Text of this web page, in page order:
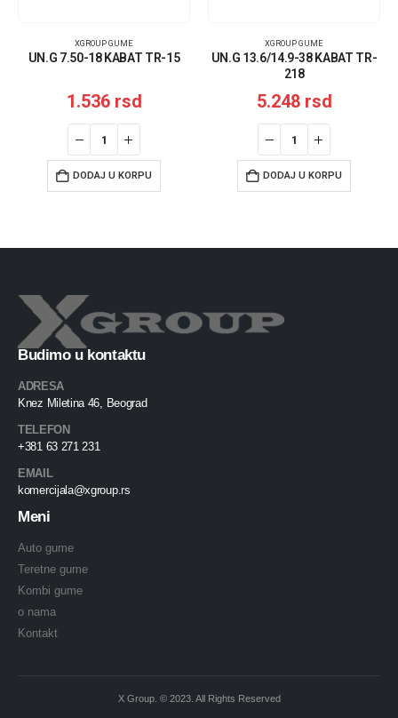
XGROUP GUME
UN.G 7.50-18 KABAT TR-15
1.536 rsd
DODAJ U KORPU
XGROUP GUME
UN.G 13.6/14.9-38 KABAT TR-
218
5.248 rsd
DODAJ U KORPU
Budimo u kontaktu
ADRESA
Knez Miletina 46, Beograd
TELEFON
+381 63 271 231
EMAIL
komercijala@xgroup.rs
Meni
Auto gume
Teretne gume
Kombi gume
o nama
Kontakt
X Group. © 2023. All Rights Reserved